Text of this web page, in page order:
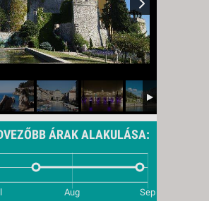
ÁRAK ALAKULÁSA: